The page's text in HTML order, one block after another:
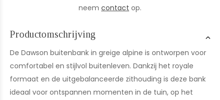
neem contact op.
Productomschrijving
De Dawson buitenbank in greige alpine is ontworpen voor
comfortabel en stijlvol buitenleven. Dankzij het royale
formaat en de uitgebalanceerde zithouding is deze bank
ideaal voor ontspannen momenten in de tuin, op het